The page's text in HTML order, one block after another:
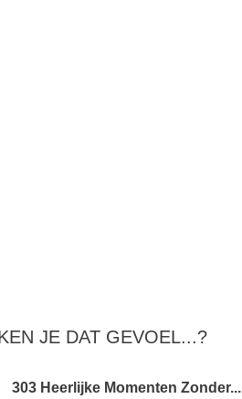
JE DAT GEVOEL...?
303 Heerlijke Momenten Zonder...